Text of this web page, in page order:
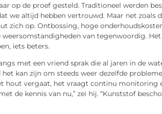
op de proef gesteld. Traditioneel werden
we altijd hebben vertrouwd. Maar net zoals
zich op. Ontbossing, hoge
weersomstandigheden van tegenwoordig.
iets beters.
met een vriend sprak die al jaren in de
kan zijn om steeds weer dezelfde
hout vergaat, het vraagt continu monitoring
de kennis van nu,” zei hij. “Kunststof